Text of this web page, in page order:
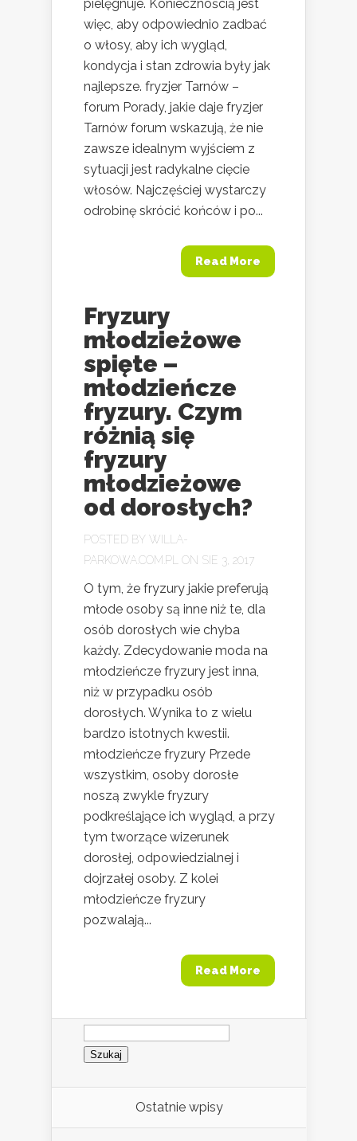
pielęgnuje. Koniecznością jest
więc, aby odpowiednio zadbać
o włosy, aby ich wygląd,
kondycja i stan zdrowia były jak
najlepsze. fryzjer Tarnów –
forum Porady, jakie daje fryzjer
Tarnów forum wskazują, że nie
zawsze idealnym wyjściem z
sytuacji jest radykalne cięcie
włosów. Najczęściej wystarczy
odrobinę skrócić końców i po...
Read More
Fryzury
młodzieżowe
spięte –
młodzieńcze
fryzury. Czym
różnią się
fryzury
młodzieżowe
od dorosłych?
POSTED BY WILLA-
PARKOWA.COM.PL
ON SIE 3, 2017
O tym, że fryzury jakie preferują
młode osoby są inne niż te, dla
osób dorosłych wie chyba
każdy. Zdecydowanie moda na
młodzieńcze fryzury jest inna,
niż w przypadku osób
dorosłych. Wynika to z wielu
bardzo istotnych kwestii.
młodzieńcze fryzury Przede
wszystkim, osoby dorosłe
noszą zwykle fryzury
podkreślające ich wygląd, a przy
tym tworzące wizerunek
dorosłej, odpowiedzialnej i
dojrzałej osoby. Z kolei
młodzieńcze fryzury
pozwalają...
Read More
Szukaj:
Ostatnie wpisy